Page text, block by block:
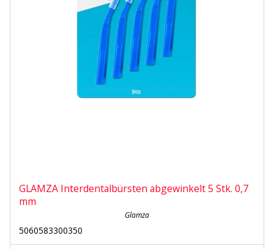
GLAMZA Interdentalbürsten abgewinkelt 5 Stk. 0,7
mm
Glamza
5060583300350